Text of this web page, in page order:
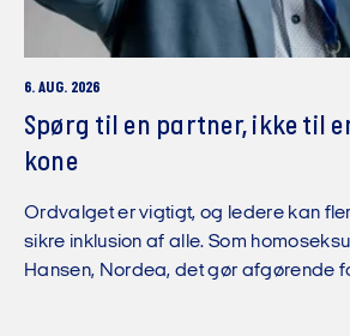
6. AUG. 2026
Spørg til en partner, ikke til
kone
Ordvalget er vigtigt, og ledere kan
sikre inklusion af alle. Som
Hansen, Nordea, det gør afgørende